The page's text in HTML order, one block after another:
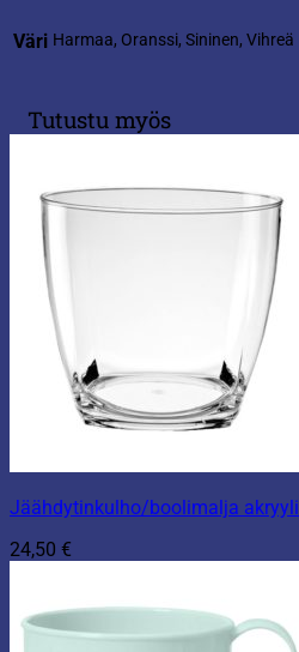
Väri Harmaa, Oranssi, Sininen, Vihreä
Tutustu myös
Jäähdytinkulho/boolimalja akryyli
24,50 €